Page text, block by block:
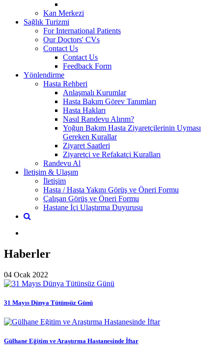
Kan Merkezi
Sağlık Turizmi
For International Patients
Our Doctors' CVs
Contact Us
Contact Us
Feedback Form
Yönlendirme
Hasta Rehberi
Anlaşmalı Kurumlar
Hasta Bakım Görev Tanımları
Hasta Hakları
Nasıl Randevu Alırım?
Yoğun Bakım Hasta Ziyaretçilerinin Uyması
Gereken Kurallar
Ziyaret Saatleri
Ziyaretçi ve Refakatçi Kuralları
Randevu Al
İletişim & Ulaşım
İletişim
Hasta / Hasta Yakını Görüş ve Öneri Formu
Çalışan Görüş ve Öneri Formu
Hastane İçi Ulaştırma Duyurusu
Haberler
04 Ocak 2022
31 Mayıs Dünya Tütünsüz Günü
Gülhane Eğitim ve Araştırma Hastanesinde İftar